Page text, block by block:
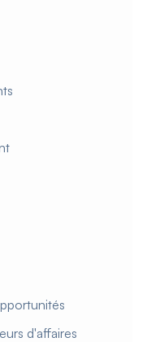
d'affaires